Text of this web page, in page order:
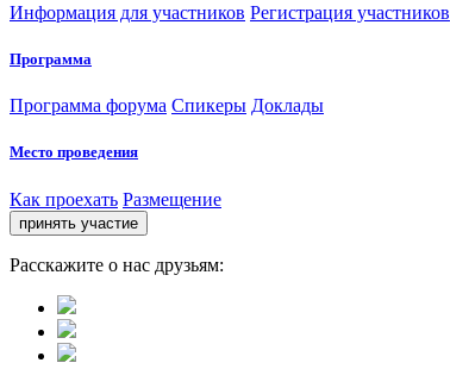
Информация для участников Регистрация участников
Программа
Программа форума Спикеры Доклады
Место проведения
Как проехать Размещение
Расскажите о нас друзьям: